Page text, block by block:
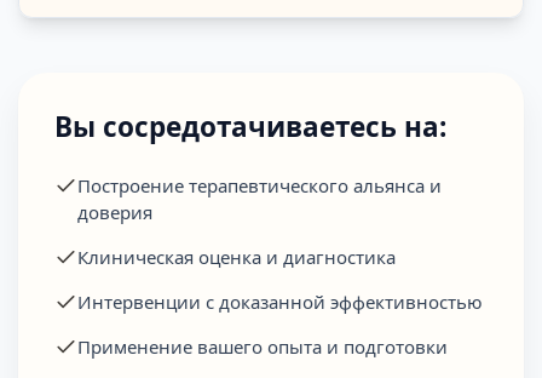
Вы сосредотачиваетесь на:
Построение терапевтического альянса и
доверия
Клиническая оценка и диагностика
Интервенции с доказанной эффективностью
Применение вашего опыта и подготовки